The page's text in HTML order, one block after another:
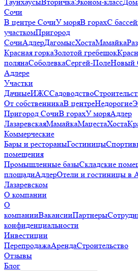
Сочи
В центре СочиУ моряВ горахС
участкомПригород
СочиАдлерДагомысХостаМамайка
Красная горкаЗолотой гребешок
полянаСоболевкаСергей-ПолеНовый
Адлере
Участки
ДачныеИЖССадоводство
От собственникаВ центреНедорогие
Пригород СочиВ горахУ моряАдлер
ЛазаревскаяМамайкаМацестаХоста
Коммерческие
Бары и рестораныГостиницы
помещения
Промышленные базыСкладские
площадиАдлерОтели и гостиницы в
Лазаревском
О компании
О
компанииВакансииПартнеры
конфиденциальности
Инвестиции
ПерепродажаАрендаСтроительство
Отзывы
Блог